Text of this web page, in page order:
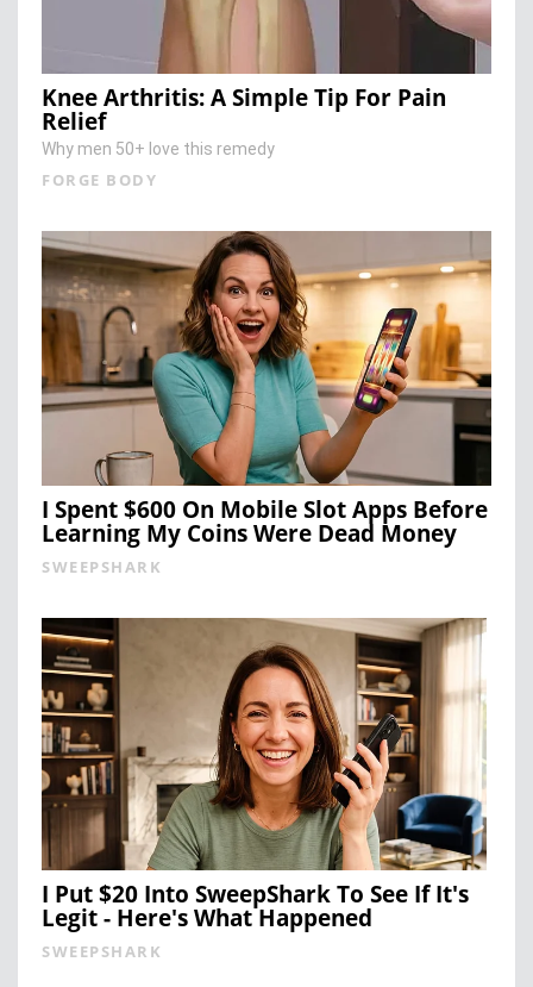
Knee Arthritis: A Simple Tip For Pain
Relief
Why men 50+ love this remedy
FORGE BODY
I Spent $600 On Mobile Slot Apps Before
Learning My Coins Were Dead Money
SWEEPSHARK
I Put $20 Into SweepShark To See If It's
Legit - Here's What Happened
SWEEPSHARK